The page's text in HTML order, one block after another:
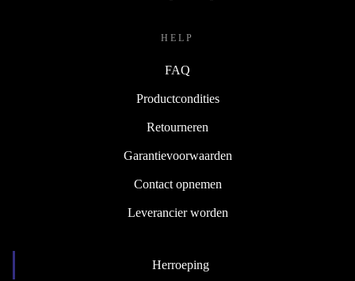
HELP
FAQ
Productcondities
Retourneren
Garantievoorwaarden
Contact opnemen
Leverancier worden
Herroeping